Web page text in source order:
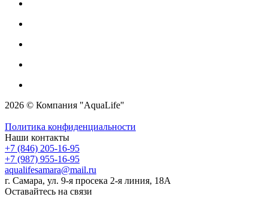
2026 © Компания "AquaLife"
Политика конфиденциальности
Наши контакты
+7 (846) 205-16-95
+7 (987) 955-16-95
aqualifesamara@mail.ru
г. Самара, ул. 9-я просека 2-я линия, 18А
Оставайтесь на связи